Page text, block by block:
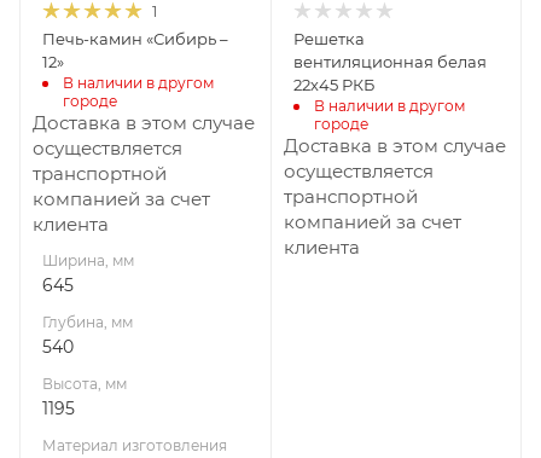
Сталь
Вид топлива
Дрова, топл.
брикеты
Диаметр дымохода,
мм
150
Длина дров, мм
450
Гарантия, мес.
12
Мощность, кВт
12
1
Печь-камин «Сибирь –
12»
В наличии в другом
городе
Доставка в этом случае
осуществляется
транспортной
компанией за счет
клиента
Ширина, мм
645
Глубина, мм
540
Высота, мм
1195
Материал изготовления
Решетка
вентиляционная белая
22х45 РКБ
В наличии в другом
городе
Доставка в этом случае
осуществляется
транспортной
компанией за счет
клиента